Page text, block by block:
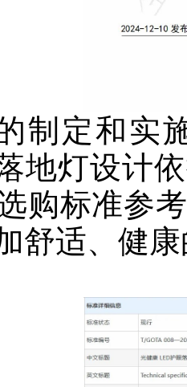
制定和实
地灯设计
购标准参
舒适、健